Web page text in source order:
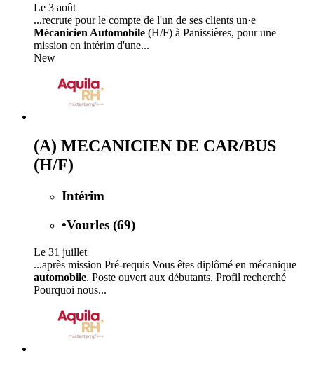
Le 3 août
...recrute pour le compte de l'un de ses clients un·e
Mécanicien Automobile (H/F) à Panissières, pour une
mission en intérim d'une...
New
(A) MECANICIEN DE CAR/BUS
(H/F)
Intérim
•Vourles (69)
Le 31 juillet
...après mission Pré-requis Vous êtes diplômé en mécanique
automobile. Poste ouvert aux débutants. Profil recherché
Pourquoi nous...